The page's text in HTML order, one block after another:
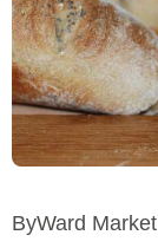
ByWard